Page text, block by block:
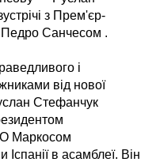
з Прем'єр-
Педро Санчесом .
і
від нової
Стефанчук
Маркосом
в асамблеї. Він